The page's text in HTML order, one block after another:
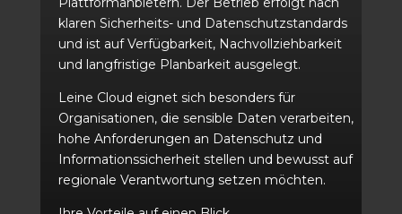
klaren Sicherheits- und Datenschutzstandards
und ist auf Verfügbarkeit, Nachvollziehbarkeit
und langfristige Planbarkeit ausgelegt.
Leine Cloud eignet sich besonders für
Organisationen, die sensible Daten verarbeiten,
hohe Anforderungen an Datenschutz und
Informationssicherheit stellen und bewusst auf
regionale Verantwortung setzen möchten.